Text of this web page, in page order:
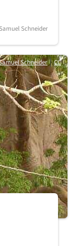
Samuel Schneider
Schneider|CC